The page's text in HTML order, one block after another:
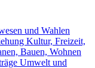
und Wahlen
Kultur, Freizeit,
Bauen, Wohnen
Umwelt und